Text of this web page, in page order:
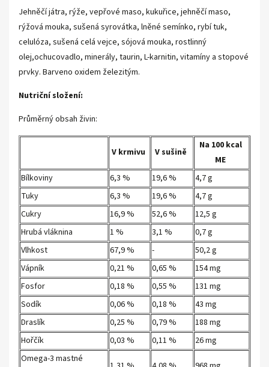
Jehněčí játra, rýže, vepřové maso, kukuřice, jehněčí maso,
rýžová mouka, sušená syrovátka, lněné semínko, rybí tuk,
celulóza, sušená celá vejce, sójová mouka, rostlinný
olej,ochucovadlo, minerály, taurin, L-karnitin, vitamíny a stopové
prvky. Barveno oxidem železitým.
Nutriční složení:
Průměrný obsah živin:
V krmivu V sušině
Na 100 kcal
ME
Bílkoviny
6,3 % 19,6 %
4,7 g
Tuky
6,3 % 19,6 %
4,7 g
Cukry
16,9 % 52,6 %
12,5 g
Hrubá vláknina
1 % 3,1 %
0,7 g
Vlhkost
67,9 % -
50,2 g
Vápník
0,21 % 0,65 %
154 mg
Fosfor
0,18 % 0,55 %
131 mg
Sodík
0,06 % 0,18 %
43 mg
Draslík
0,25 % 0,79 %
188 mg
Hořčík
0,03 % 0,11 %
26 mg
Omega-3 mastné